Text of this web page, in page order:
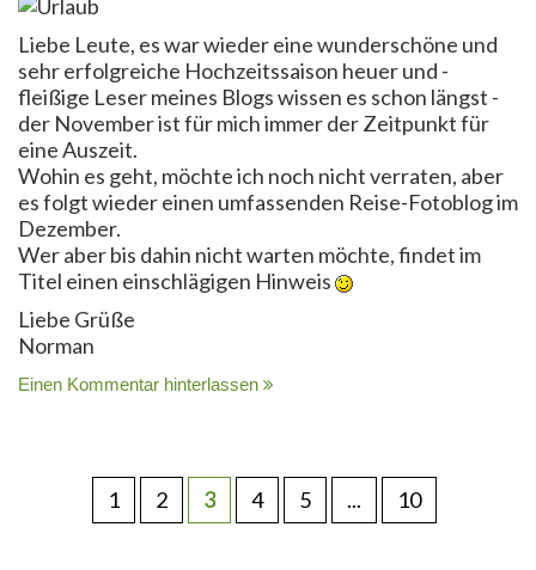
Liebe Leute, es war wieder eine wunderschöne und
sehr erfolgreiche Hochzeitssaison heuer und -
fleißige Leser meines Blogs wissen es schon längst -
der November ist für mich immer der Zeitpunkt für
eine Auszeit.
Wohin es geht, möchte ich noch nicht verraten, aber
es folgt wieder einen umfassenden Reise-Fotoblog im
Dezember.
Wer aber bis dahin nicht warten möchte, findet im
Titel einen einschlägigen Hinweis
Liebe Grüße
Norman
Einen Kommentar hinterlassen
1 2 3 4 5 ... 10